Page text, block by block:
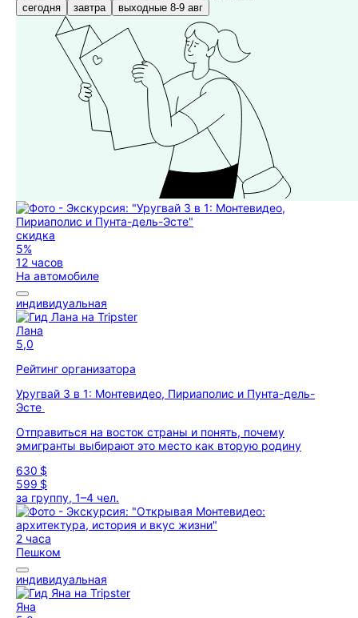
сегодня завтра выходные 8-9 авг
скидка
5%
12 часов
На автомобиле
индивидуальная
Лана
5,0
Рейтинг организатора
Уругвай 3 в 1: Монтевидео, Пириаполис и Пунта-дель-
Эсте
Отправиться на восток страны и понять, почему
эмигранты выбирают это место как вторую родину
630 $
599 $
за группу, 1–4 чел.
2 часа
Пешком
индивидуальная
Яна